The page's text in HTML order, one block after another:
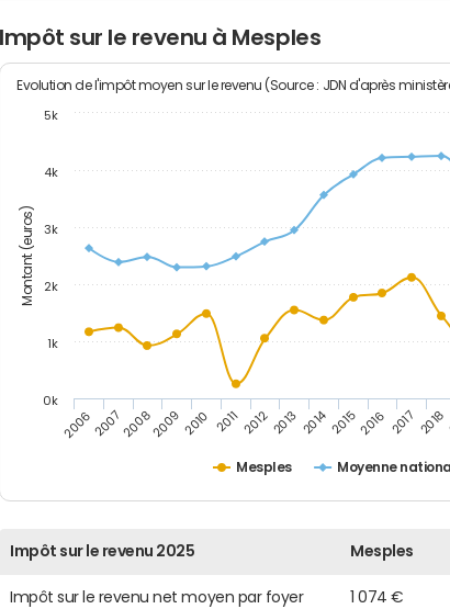
Impôt sur le revenu à Mesples
Montant (euros)
Evolution de l'impôt moyen sur le revenu (Source : JDN d'après
Mesples Moyenne
20062007200820092010 2011 20122013 201420152016 2017 2018
0k
1k
2k
3k
4k
5k
Impôt sur le revenu 2025 Mesples
Impôt sur le revenu net moyen par foyer
1 074 €